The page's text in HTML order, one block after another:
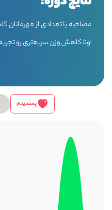
مصاحبه با تعدادی از قهرمانان
اونا کاهش وزن سریعتری رو
پسندیدم